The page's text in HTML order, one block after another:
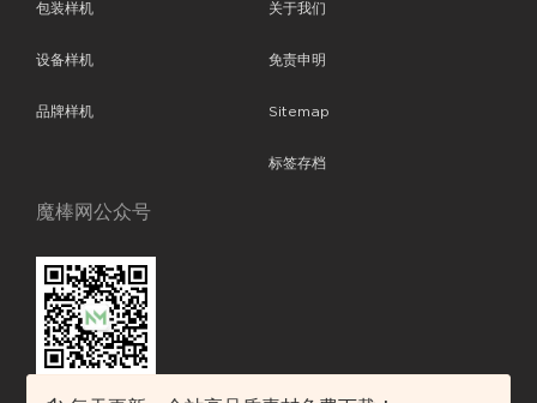
包装样机
设备样机
品牌样机
关于我们
免责申明
Sitemap
标签存档
魔棒网公众号